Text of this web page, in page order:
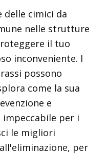
cimici da
nelle strutture
il tuo
inconveniente. I
possono
come la sua
e
per i
le migliori
per